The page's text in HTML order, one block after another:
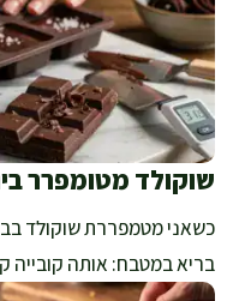
שוקולד מטומפרר
כשאני מטמפררת שוקולד
בריא במטבח: אותה קובייה